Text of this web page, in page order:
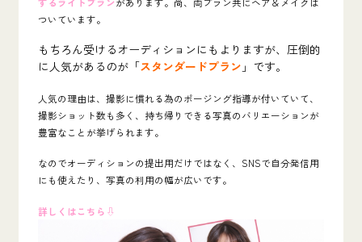
ついています。
もちろん受けるオーディションにもよりますが、圧倒的
に人気があるのが「スタンダードプラン 」です。
人気の理由は、撮影に慣れる為のポージング指導が付いていて、
撮影ショット数も多く、持ち帰りできる写真のバリエーションが
豊富なことが挙げられます。
なのでオーディションの提出用だけではなく、SNSで自分発信用
にも使えたり、写真の利用の幅が広いです。
詳しくはこちら⇩